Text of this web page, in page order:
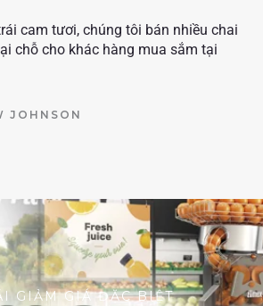
cam tươi, chúng tôi bán nhiều chai
chỗ cho khác hàng mua sắm tại
JOHNSON
GIẢM GIÁ ĐẶC BIỆT